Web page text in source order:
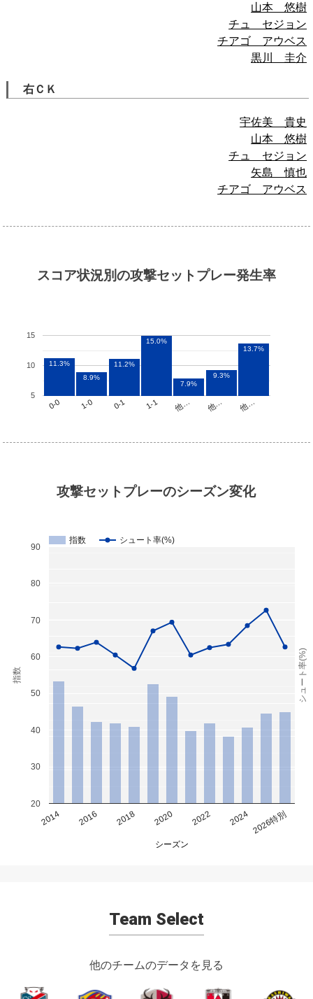
山本 悠樹
チュ セジョン
チアゴ アウベス
黒川 圭介
右ＣＫ
宇佐美 貴史
山本 悠樹
チュ セジョン
矢島 慎也
チアゴ アウベス
スコア状況別の攻撃セットプレー発生率
0-0 1-0 0-1 1-1 他… 他… 他…
5
10
15
11.3%
8.9%
11.2%
15.0%
7.9%
9.3%
13.7%
攻撃セットプレーのシーズン変化
指数 シュート率(%)
2014 2016 2018 2020 2022 2024 2026特別
20
30
40
50
60
70
80
90
シーズン
指数 シュート率(%)
Team Select
他のチームのデータを見る